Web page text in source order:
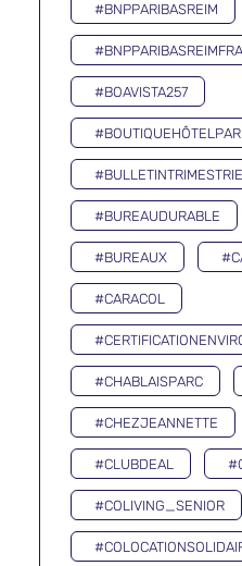
#BNPPARIBASREIM
#BOAVISTA257
#BUREAUDURABLE
#BUREAUX
#CARACOL
#CHABLAISPARC
#CHEZJEANNETTE
#CLUBDEAL
#COLIVING_SENIOR